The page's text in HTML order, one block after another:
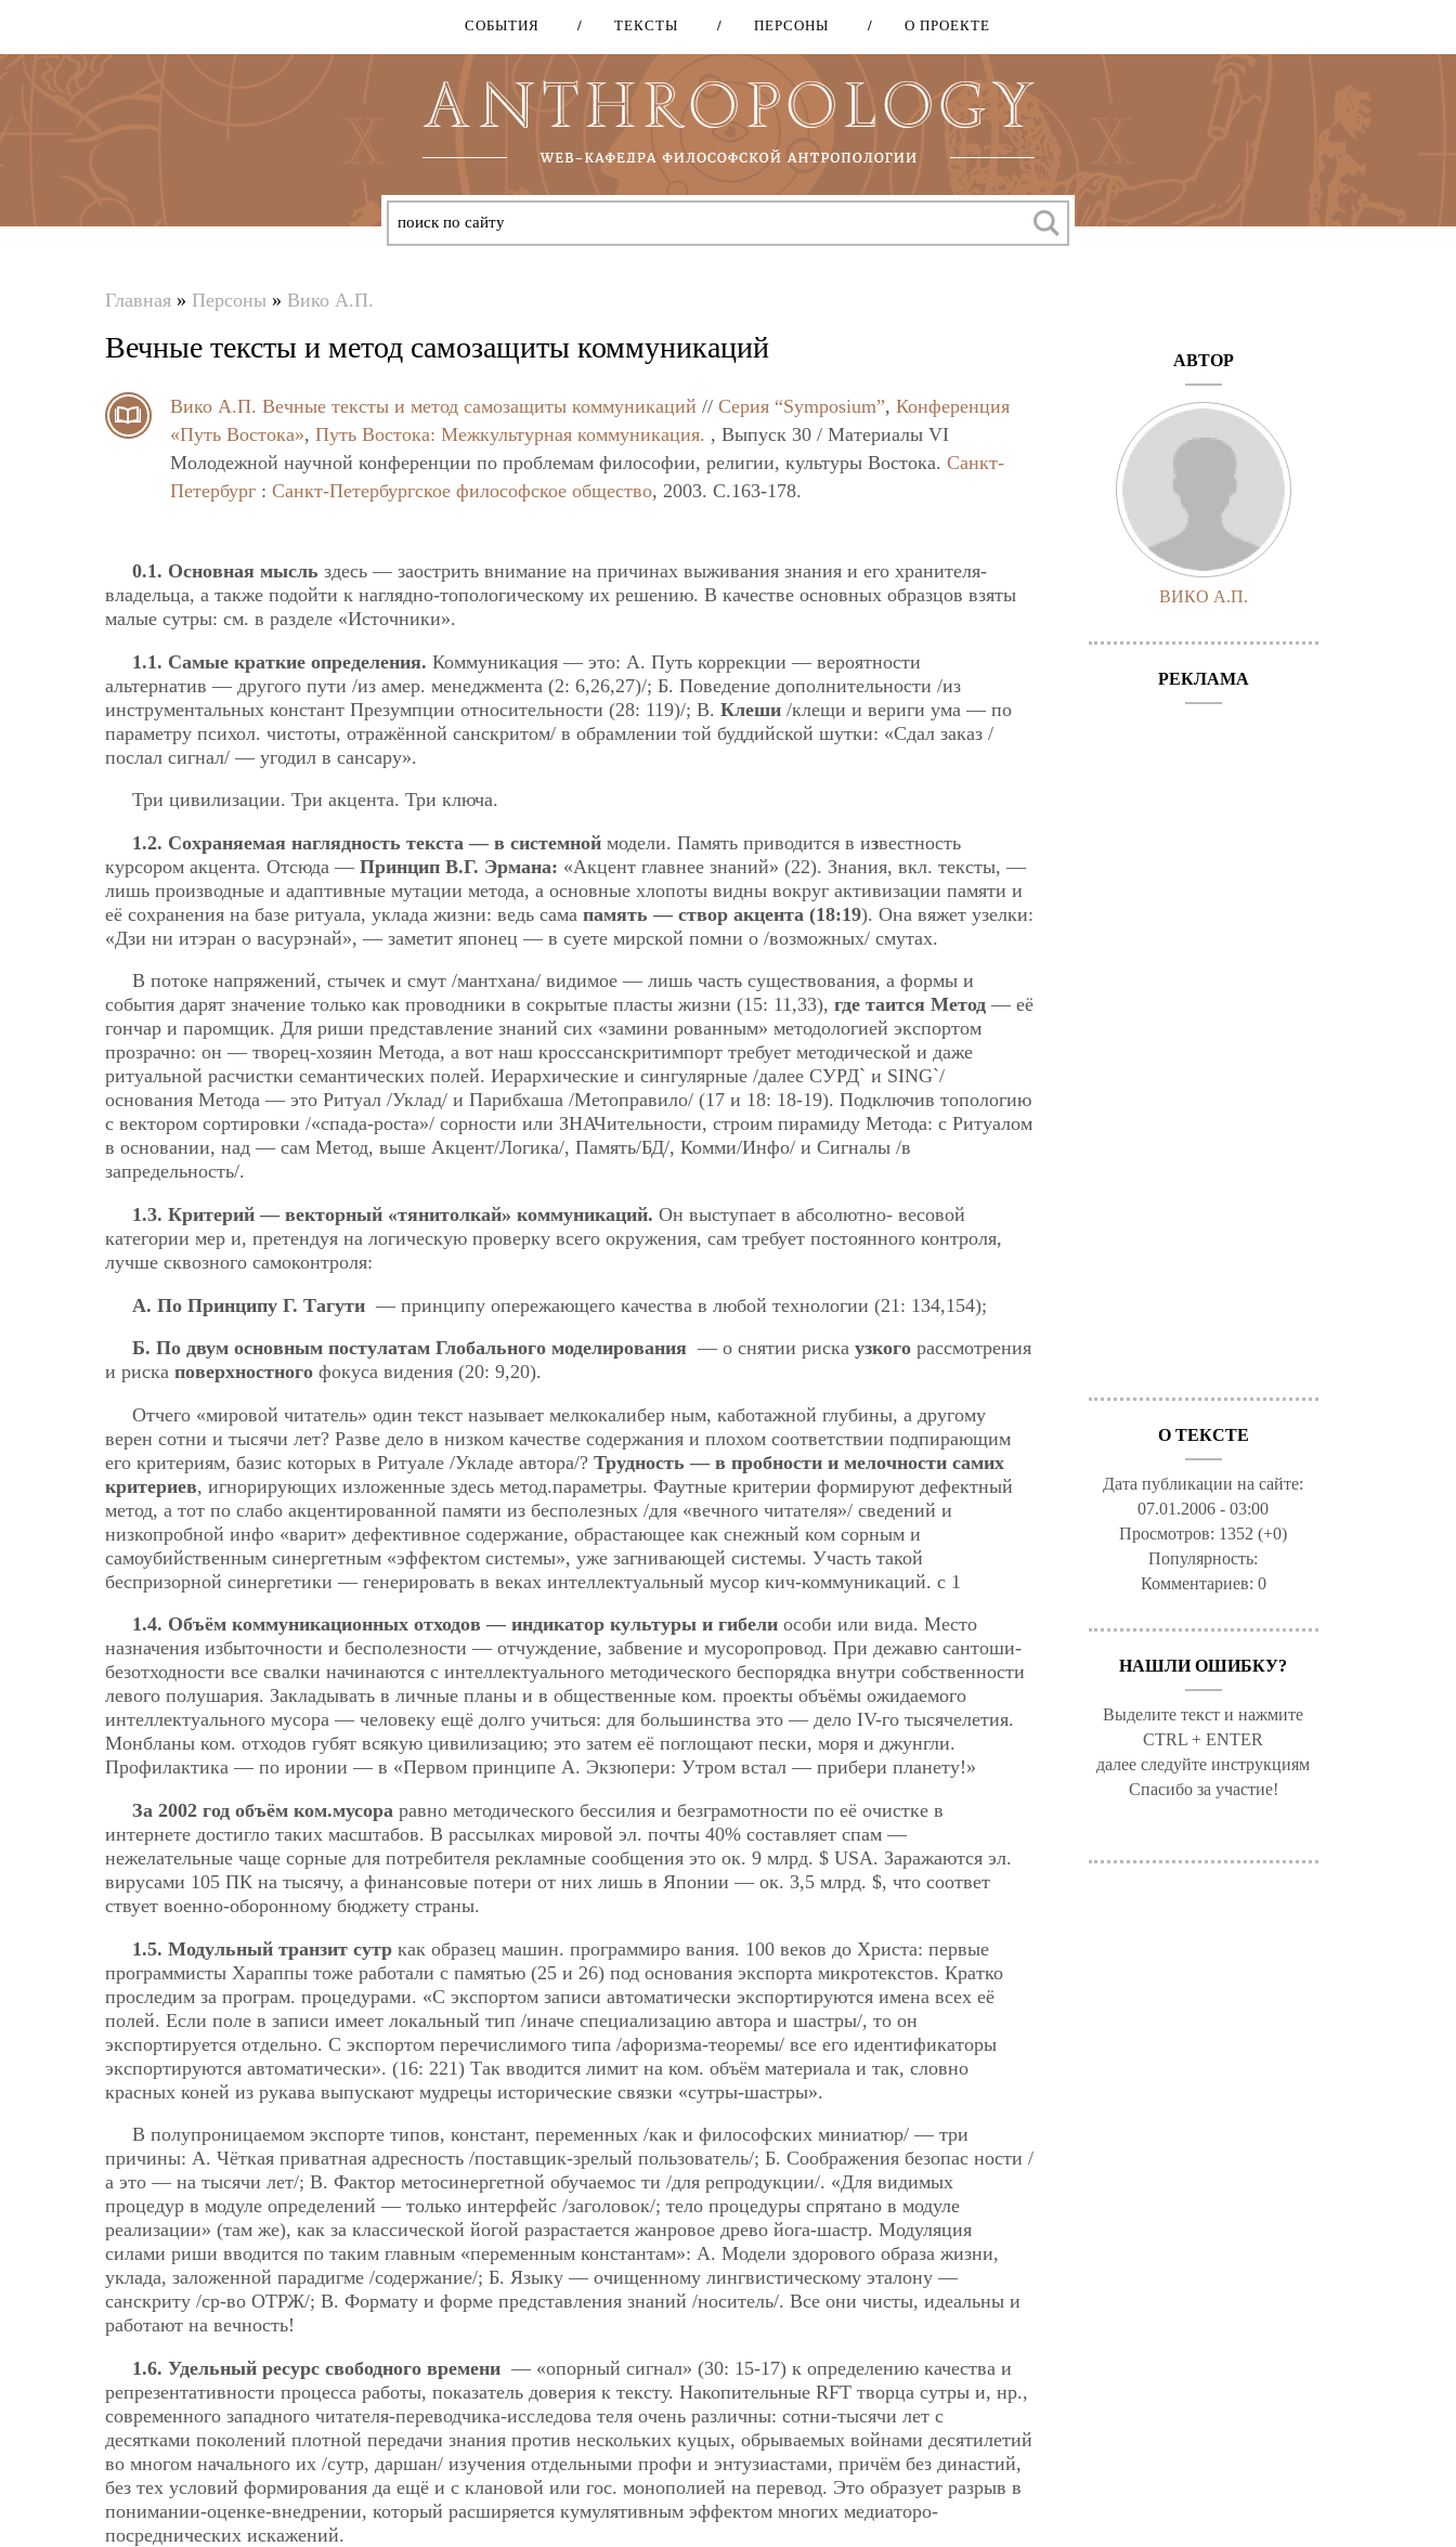
Перейти
основному
содержанию
СОБЫТИЯ ТЕКСТЫ ПЕРСОНЫ О ПРОЕКТЕ
здесь
Главная » Персоны » Вико А.П.
Вечные тексты и метод самозащиты коммуникаций
Вико А.П. Вечные тексты и метод самозащиты коммуникаций // Серия “Symposium”, Конференция
«Путь Востока», Путь Востока: Межкультурная коммуникация. , Выпуск 30 / Материалы VI
Молодежной научной конференции по проблемам философии, религии, культуры Востока. Санкт-
Петербург : Санкт-Петербургское философское общество, 2003. C.163-178.
0.1. Основная мысль здесь — заострить внимание на причинах выживания знания и его хранителя-
владельца, а также подойти к наглядно-топологическому их решению. В качестве основных образцов взяты
малые сутры: см. в разделе «Источники».
1.1. Самые краткие определения. Коммуникация — это: А. Путь коррекции — вероятности
альтернатив — другого пути /из амер. менеджмента (2: 6,26,27)/; Б. Поведение дополнительности /из
инструментальных констант Презумпции относительности (28: 119)/; В. Клеши /клещи и вериги ума — по
параметру психол. чистоты, отражённой санскритом/ в обрамлении той буддийской шутки: «Сдал заказ /
послал сигнал/ — угодил в сансару».
Три цивилизации. Три акцента. Три ключа.
1.2. Сохраняемая наглядность текста — в системной модели. Память приводится в известность
курсором акцента. Отсюда — Принцип В.Г. Эрмана: «Акцент главнее знаний» (22). Знания, вкл. тексты, —
лишь производные и адаптивные мутации метода, а основные хлопоты видны вокруг активизации памяти и
её сохранения на базе ритуала, уклада жизни: ведь сама память — створ акцента (18:19). Она вяжет узелки:
«Дзи ни итэран о васурэнай», — заметит японец — в суете мирской помни о /возможных/ смутах.
В потоке напряжений, стычек и смут /мантхана/ видимое — лишь часть существования, а формы и
события дарят значение только как проводники в сокрытые пласты жизни (15: 11,33), где таится Метод — её
гончар и паромщик. Для риши представление знаний сих «замини рованным» методологией экспортом
прозрачно: он — творец-хозяин Метода, а вот наш кросссанскритимпорт требует методической и даже
ритуальной расчистки семантических полей. Иерархические и сингулярные /далее СУРД` и SING`/
основания Метода — это Ритуал /Уклад/ и Парибхаша /Метоправило/ (17 и 18: 18-19). Подключив топологию
с вектором сортировки /«спада-роста»/ сорности или ЗНАЧительности, строим пирамиду Метода: с Ритуалом
в основании, над — сам Метод, выше Акцент/Логика/, Память/БД/, Комми/Инфо/ и Сигналы /в
запредельность/.
1.3. Критерий — векторный «тянитолкай» коммуникаций. Он выступает в абсолютно- весовой
категории мер и, претендуя на логическую проверку всего окружения, сам требует постоянного контроля,
лучше сквозного самоконтроля:
А. По Принципу Г. Тагути — принципу опережающего качества в любой технологии (21: 134,154);
Б. По двум основным постулатам Глобального моделирования — о снятии риска узкого рассмотрения
и риска поверхностного фокуса видения (20: 9,20).
Отчего «мировой читатель» один текст называет мелкокалибер ным, каботажной глубины, а другому
верен сотни и тысячи лет? Разве дело в низком качестве содержания и плохом соответствии подпирающим
его критериям, базис которых в Ритуале /Укладе автора/? Трудность — в пробности и мелочности самих
критериев, игнорирующих изложенные здесь метод.параметры. Фаутные критерии формируют дефектный
метод, а тот по слабо акцентированной памяти из бесполезных /для «вечного читателя»/ сведений и
низкопробной инфо «варит» дефективное содержание, обрастающее как снежный ком сорным и
самоубийственным синергетным «эффектом системы», уже загнивающей системы. Участь такой
беспризорной синергетики — генерировать в веках интеллектуальный мусор кич-коммуникаций. с 1
1.4. Объём коммуникационных отходов — индикатор культуры и гибели особи или вида. Место
назначения избыточности и бесполезности — отчуждение, забвение и мусоропровод. При дежавю сантоши-
безотходности все свалки начинаются с интеллектуального методического беспорядка внутри собственности
левого полушария. Закладывать в личные планы и в общественные ком. проекты объёмы ожидаемого
интеллектуального мусора — человеку ещё долго учиться: для большинства это — дело IV-го тысячелетия.
Монбланы ком. отходов губят всякую цивилизацию; это затем её поглощают пески, моря и джунгли.
Профилактика — по иронии — в «Первом принципе А. Экзюпери: Утром встал — прибери планету!»
За 2002 год объём ком.мусора равно методического бессилия и безграмотности по её очистке в
интернете достигло таких масштабов. В рассылках мировой эл. почты 40% составляет спам —
нежелательные чаще сорные для потребителя рекламные сообщения это ок. 9 млрд. $ USA. Заражаются эл.
вирусами 105 ПК на тысячу, а финансовые потери от них лишь в Японии — ок. 3,5 млрд. $, что соответ
ствует военно-оборонному бюджету страны.
1.5. Модульный транзит сутр как образец машин. программиро вания. 100 веков до Христа: первые
программисты Хараппы тоже работали с памятью (25 и 26) под основания экспорта микротекстов. Кратко
проследим за програм. процедурами. «С экспортом записи автоматически экспортируются имена всех её
полей. Если поле в записи имеет локальный тип /иначе специализацию автора и шастры/, то он
экспортируется отдельно. С экспортом перечислимого типа /афоризма-теоремы/ все его идентификаторы
экспортируются автоматически». (16: 221) Так вводится лимит на ком. объём материала и так, словно
красных коней из рукава выпускают мудрецы исторические связки «сутры-шастры».
В полупроницаемом экспорте типов, констант, переменных /как и философских миниатюр/ — три
причины: А. Чёткая приватная адресность /поставщик-зрелый пользователь/; Б. Соображения безопас ности /
а это — на тысячи лет/; В. Фактор метосинергетной обучаемос ти /для репродукции/. «Для видимых
процедур в модуле определений — только интерфейс /заголовок/; тело процедуры спрятано в модуле
реализации» (там же), как за классической йогой разрастается жанровое древо йога-шастр. Модуляция
силами риши вводится по таким главным «переменным константам»: А. Модели здорового образа жизни,
уклада, заложенной парадигме /содержание/; Б. Языку — очищенному лингвистическому эталону —
санскриту /ср-во ОТРЖ/; В. Формату и форме представления знаний /носитель/. Все они чисты, идеальны и
работают на вечность!
1.6. Удельный ресурс свободного времени — «опорный сигнал» (30: 15-17) к определению качества и
репрезентативности процесса работы, показатель доверия к тексту. Накопительные RFT творца сутры и, нр.,
современного западного читателя-переводчика-исследова теля очень различны: сотни-тысячи лет с
десятками поколений плотной передачи знания против нескольких куцых, обрываемых войнами десятилетий
во многом начального их /сутр, даршан/ изучения отдельными профи и энтузиастами, причём без династий,
без тех условий формирования да ещё и с клановой или гос. монополией на перевод. Это образует разрыв в
понимании-оценке-внедрении, который расширяется кумулятивным эффектом многих медиаторо-
посреднических искажений.
АВТОР
ВИКО А.П.
РЕКЛАМА
О ТЕКСТЕ
Дата публикации на сайте:
07.01.2006 - 03:00
Просмотров: 1352 (+0)
Популярность:
Комментариев: 0
НАШЛИ ОШИБКУ?
Выделите текст и нажмите
CTRL + ENTER
далее следуйте инструкциям
Спасибо за участие!